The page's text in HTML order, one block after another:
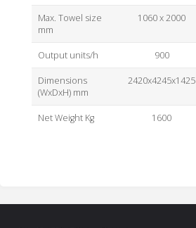
Max. Towel size
mm
1060 x 2000
Output units/h 900
Dimensions
(WxDxH) mm
2420x4245x1425
Net Weight Kg 1600